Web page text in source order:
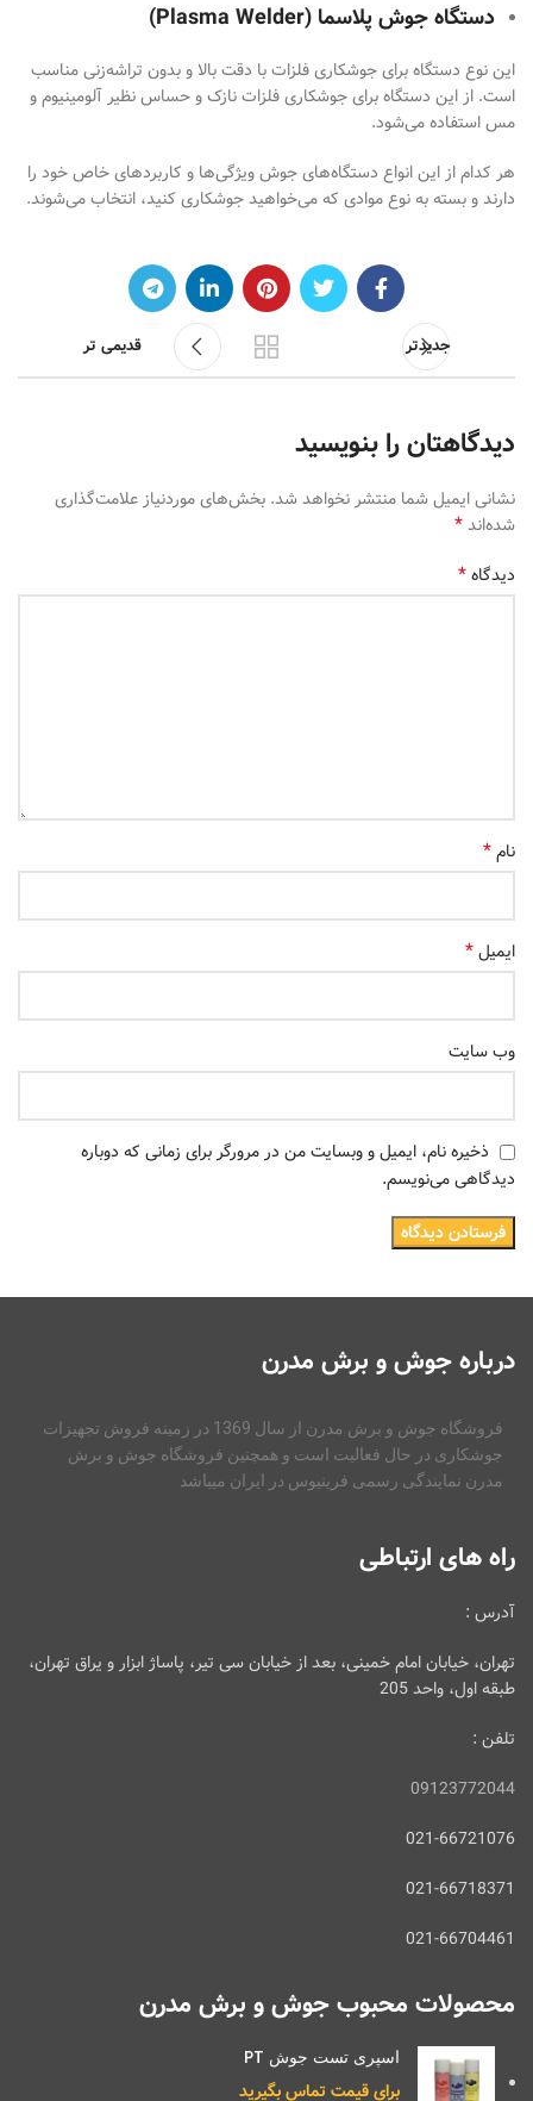
دستگاه جوش پلاسما (Plasma Welder
)
این نوع دستگاه برای جوشکاری فلزات با دقت بالا و بدون تراشه‌زنی مناسب
است. از این دستگاه برای جوشکاری فلزات نازک و حساس نظیر آلومینیوم و
مس استفاده می‌شود.
هر کدام از این انواع دستگاه‌های جوش ویژگی‌ها و کاربردهای خاص خود را
دارند و بسته به نوع موادی که می‌خواهید جوشکاری کنید، انتخاب می‌شوند.
جدیدتر قدیمی تر
دیدگاهتان را بنویسید
نشانی ایمیل شما منتشر نخواهد شد. بخش‌های موردنیاز علامت‌گذاری
شده‌اند*
دیدگاه*
نام*
ایمیل*
وب‌ سایت
ذخیره نام، ایمیل و وبسایت من در مرورگر برای زمانی که دوباره
دیدگاهی می‌نویسم.
درباره جوش و برش مدرن
فروشگاه جوش و برش مدرن از سال 1369 در زمینه فروش تجهیزات
جوشکاری در حال فعالیت است و همچنین فروشگاه جوش و برش
مدرن نمایندگی رسمی فرینیوس در ایران میباشد
راه های ارتباطی
آدرس :
تهران، خیابان امام خمینی، بعد از خیابان سی تیر، پاساژ ابزار و یراق تهران،
طبقه اول، واحد 205
تلفن :
09123772044
021-66721076
021-66718371
021-66704461
محصولات محبوب جوش و برش مدرن
اسپری تست جوش PT
برای قیمت تماس بگیرید